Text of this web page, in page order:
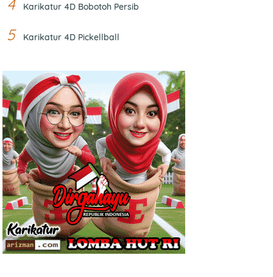
Karikatur 4D Bobotoh Persib
Karikatur 4D Pickellball